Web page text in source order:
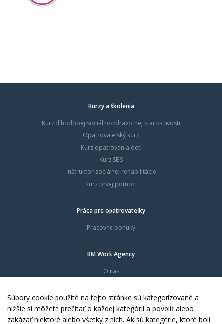
Kurzy a školenia
Kurz dlhodobej sociálno-zdravotnej starostlivosti
Opatrovateľský kurz
Kurz opatrovania detí
Kurz SBS
Inštruktor sociálnej rehabilitácie
Kurz prvej pomoci
Práca pre opatrovateľky
Pracovné ponuky
BM Work Agency
O nás
Dokumenty
Kontakty
Súbory cookie použité na tejto stránke sú kategorizované a
nižšie si môžete prečítať o každej kategórii a povoliť alebo
zakázať niektoré alebo všetky z nich. Ak sú kategórie, ktoré boli